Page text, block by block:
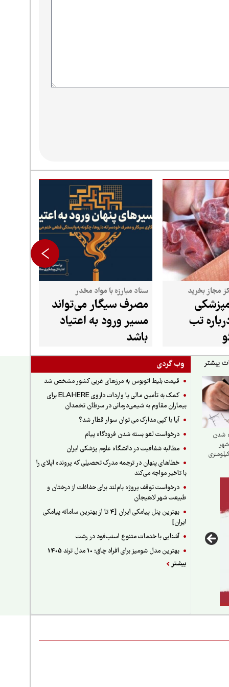
مجاز بخرید
تب
ستاد مبارزه با مواد مخدر
مصرف سیگار می‌تواند
مسیر ورود به اعتیاد
باشد
وب گردی
قیمت بلیط اتوبوس به مرزهای غربی کشور مشخص شد
کمک به تأمین مالی یا واردات داروی ELAHERE برای
بیماران مقاوم به شیمی‌درمانی در سرطان تخمدان
آیا با کپی مدارک می توان سوار قطار شد؟
درخواست لغو بسته شدن فرودگاه پیام
مطالبه شفافیت در دانشگاه علوم پزشکی ایران
خطاهای پنهان در ترجمه مدرک تحصیلی که پرونده اپلای را
با تاخیر مواجه می‌کند
درخواست توقف پروژه بام‌لند برای حفاظت از درختان و
طبیعت شهر لاهیجان
بهترین پنل پیامکی ایران [4 تا از بهترین سامانه پیامکی
ایران]
آشنایی با خدمات متنوع اسنپ‌فود در رشت
بهترین مدل شومیز برای افراد چاق؛ 10 مدل ترند 1405
بیشتر
شدن